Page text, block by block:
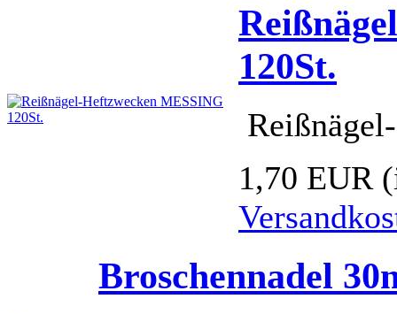
120St.
1,70 EUR
Broschennadel